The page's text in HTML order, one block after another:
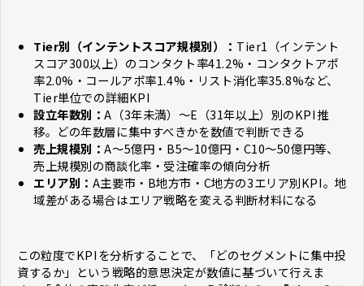
Tier別（インテントスコア規模別）： Tier1（インテント
スコア300以上）のコンタクト率41.2%・コンタクトアポ
率2.0%・コールアポ率1.4%・リスト消化率35.8%など、
Tier単位での詳細KPI
設立年数別：A（3年未満）〜E（31年以上）別のKPI推
移。どの年数層に集中すべきかを数値で判断できる
売上規模別：A〜5億円・B5〜10億円・C10〜50億円等、
売上規模別の商談化率・受注確率の傾向分析
エリア別： A主要市・B地方市・C地方の3エリア別KPI。地
域差がある場合はエリア戦略を変える判断材料になる
この粒度でKPIを分析することで、「どのセグメントに集中投
資するか」という戦略的意思決定が数値に基づいて行えま